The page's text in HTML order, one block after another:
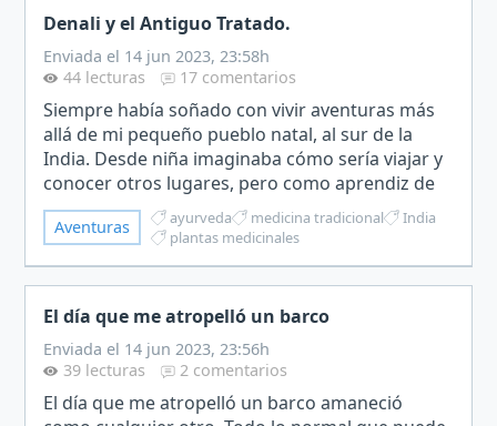
Denali y el Antiguo Tratado.
Enviada el 14 jun 2023, 23:58h
44 lecturas
17 comentarios
Siempre había soñado con vivir aventuras más
allá de mi pequeño pueblo natal, al sur de la
India. Desde niña imaginaba cómo sería viajar y
conocer otros lugares, pero como aprendiz de
mi abuela Denali, una respetada Vaidya (médico
tradicional…
Aventuras ayurveda medicina tradicional
India
plantas medicinales
El día que me atropelló un barco
Enviada el 14 jun 2023, 23:56h
39 lecturas
2 comentarios
El día que me atropelló un barco amaneció